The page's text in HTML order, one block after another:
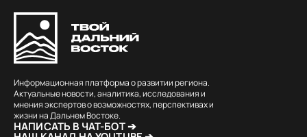
Информационная платформа о развитии региона.
Актуальные новости, аналитика, исследования и
мнения экспертов о возможностях, перспективах и
жизни на Дальнем Востоке.
НАПИСАТЬ В ЧАТ-БОТ ➔